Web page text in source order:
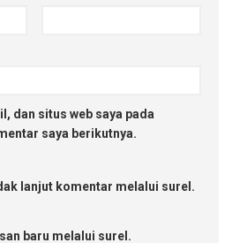
dan situs web saya pada
saya berikutnya.
lanjut komentar melalui surel.
baru melalui surel.